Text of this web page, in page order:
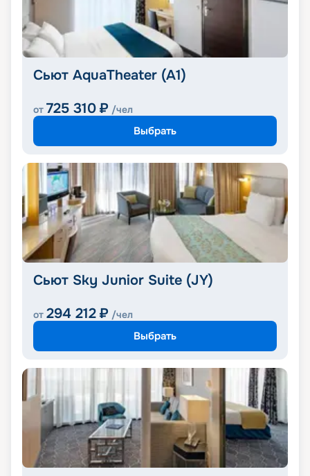
Сьют AquaTheater (A1)
от 725 310 ₽ /чел
Выбрать
Сьют Sky Junior Suite (JY)
от 294 212 ₽ /чел
Выбрать